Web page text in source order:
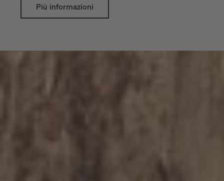
Più informazioni